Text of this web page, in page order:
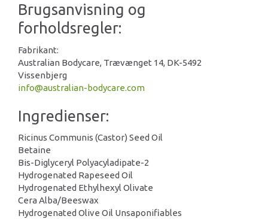
Brugsanvisning og
forholdsregler:
Fabrikant:
Australian Bodycare, Trævænget 14, DK-5492
Vissenbjerg
info@australian-bodycare.com
Ingredienser:
Ricinus Communis (Castor) Seed Oil
Betaine
Bis-Diglyceryl Polyacyladipate-2
Hydrogenated Rapeseed Oil
Hydrogenated Ethylhexyl Olivate
Cera Alba/Beeswax
Hydrogenated Olive Oil Unsaponifiables